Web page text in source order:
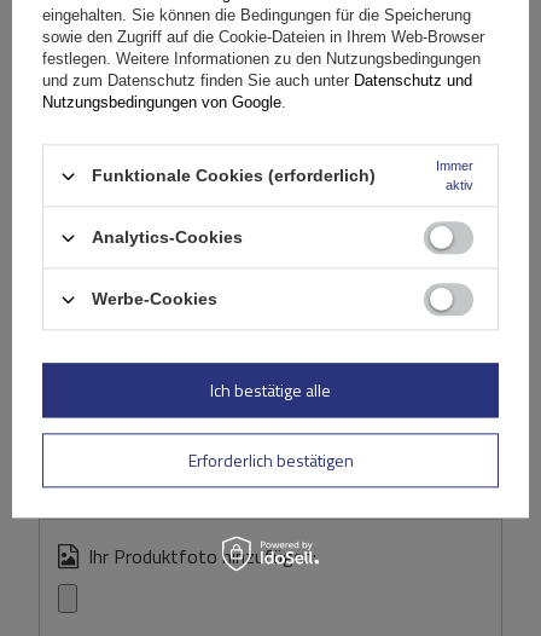
Stelle eine Frage
Bewertungen
Ihre Bewertung schreiben
Inhalt Ihrer Bewertung
Ihr Produktfoto hinzufügen:
eingehalten. Sie können die Bedingungen für die Speicherung
sowie den Zugriff auf die Cookie-Dateien in Ihrem Web-Browser
festlegen. Weitere Informationen zu den Nutzungsbedingungen
und zum Datenschutz finden Sie auch unter Datenschutz und
Nutzungsbedingungen von Google.
Funktionale Cookies (erforderlich)
Immer
aktiv
Analytics-Cookies
Werbe-Cookies
Erforderlich bestätigen
Ich bestätige alle